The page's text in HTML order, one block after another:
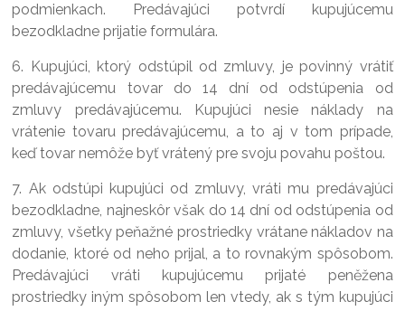
podmienkach. Predávajúci potvrdí kupujúcemu
bezodkladne prijatie formulára.
6. Kupujúci, ktorý odstúpil od zmluvy, je povinný vrátiť
predávajúcemu tovar do 14 dní od odstúpenia od
zmluvy predávajúcemu. Kupujúci nesie náklady na
vrátenie tovaru predávajúcemu, a to aj v tom prípade,
keď tovar nemôže byť vrátený pre svoju povahu poštou.
7. Ak odstúpi kupujúci od zmluvy, vráti mu predávajúci
bezodkladne, najneskôr však do 14 dní od odstúpenia od
zmluvy, všetky peňažné prostriedky vrátane nákladov na
dodanie, ktoré od neho prijal, a to rovnakým spôsobom.
Predávajúci vráti kupujúcemu prijaté peněžena
prostriedky iným spôsobom len vtedy, ak s tým kupujúci